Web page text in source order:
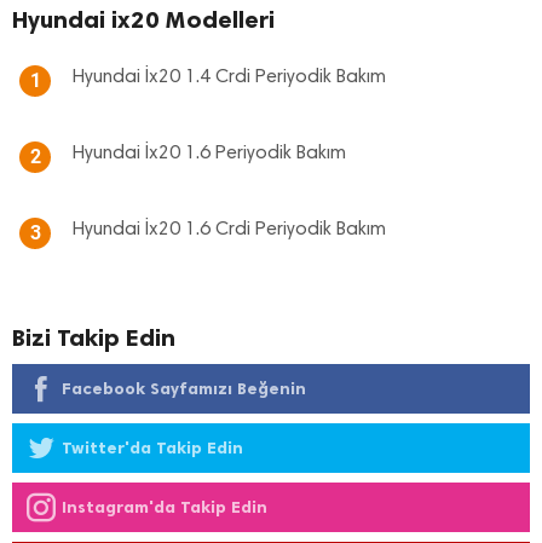
Hyundai ix20 Modelleri
1 Hyundai İx20 1.4 Crdi Periyodik Bakım
2 Hyundai İx20 1.6 Periyodik Bakım
3 Hyundai İx20 1.6 Crdi Periyodik Bakım
Bizi Takip Edin
Facebook Sayfamızı Beğenin
Twitter'da Takip Edin
Instagram'da Takip Edin